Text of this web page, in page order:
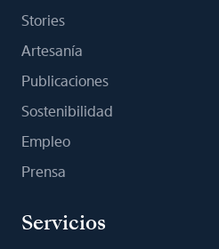
Stories
Artesanía
Publicaciones
Sostenibilidad
Empleo
Prensa
Servicios